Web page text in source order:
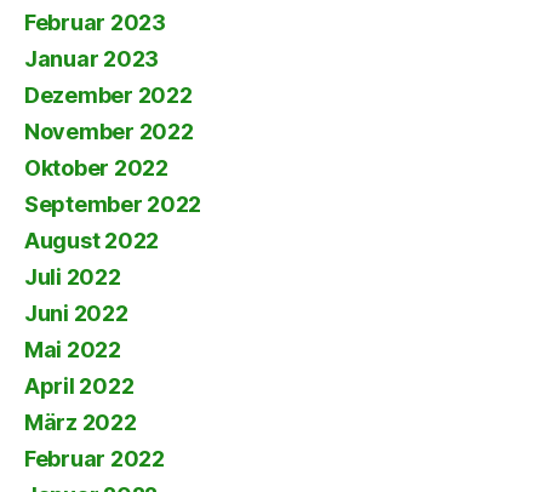
Februar 2023
Januar 2023
Dezember 2022
November 2022
Oktober 2022
September 2022
August 2022
Juli 2022
Juni 2022
Mai 2022
April 2022
März 2022
Februar 2022